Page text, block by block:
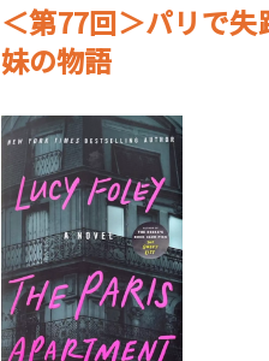
＜第77回＞パリで
妹の物語